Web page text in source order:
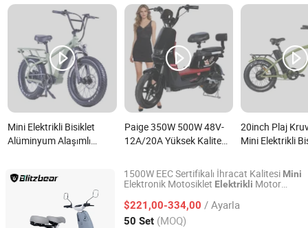
Mini Elektrikli Bisiklet
Alüminyum Alaşımlı
Dağ Lityum Elektrikli
Bisiklet nedir?
Paige 350W 500W 48V-
12A/20A Yüksek Kalite
Alaşım Yetişkin Kurşun
Asit Elektrikli Bisiklet Mini
20inch Plaj
Mini Elektrikli
Elektrikli
1500W EEC Sertifikalı İhracat Kalitesi Mini
Elektronik Motosiklet Elektrikli Motor
$221,00-334,00 / Ayarla
50 Set (MOQ)
BLITZBEAR E MOTO CO., LTD.
Jiangsu, China Fiyat 2025